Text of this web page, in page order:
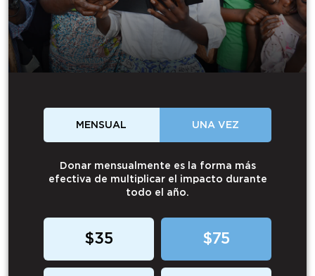
MENSUAL UNA VEZ
Donar mensualmente es la forma más
efectiva de multiplicar el impacto durante
todo el año.
$35 $75